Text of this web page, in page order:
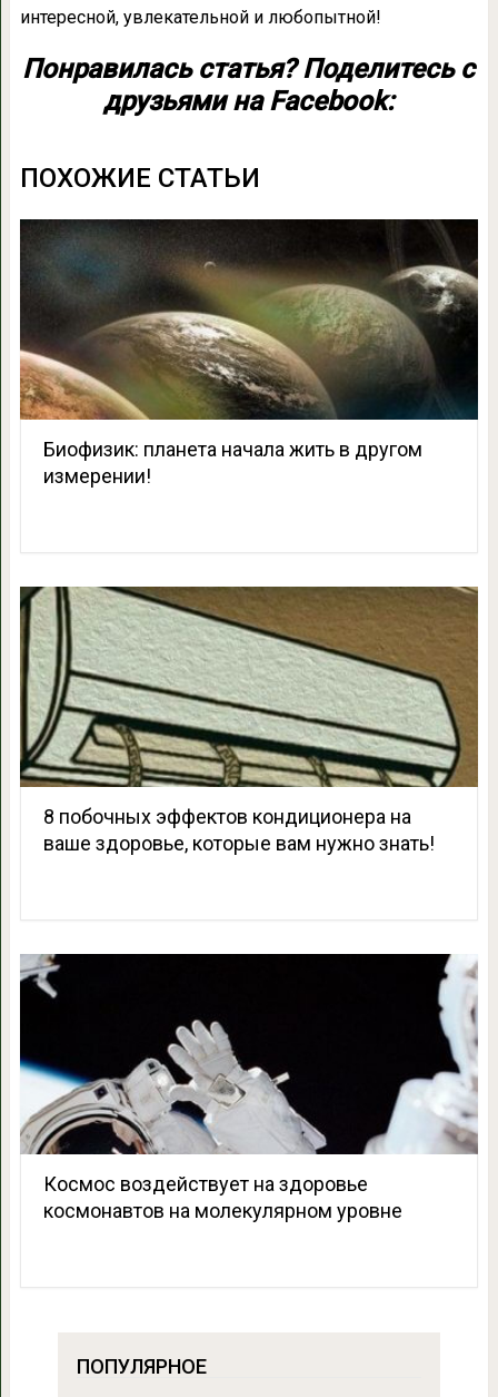
интересной, увлекательной и любопытной!
Понравилась статья? Поделитесь с
друзьями на Facebook:
ПОХОЖИЕ СТАТЬИ
Биофизик: планета начала жить в другом
измерении!
8 побочных эффектов кондиционера на
ваше здоровье, которые вам нужно знать!
Космос воздействует на здоровье
космонавтов на молекулярном уровне
ПОПУЛЯРНОЕ